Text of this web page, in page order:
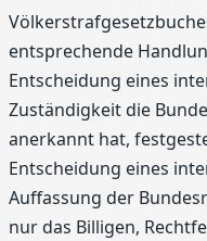
entsprechende
Entscheidung eines
Zuständigkeit die
anerkannt hat,
Entscheidung eines
Auffassung der
nur das Billigen,